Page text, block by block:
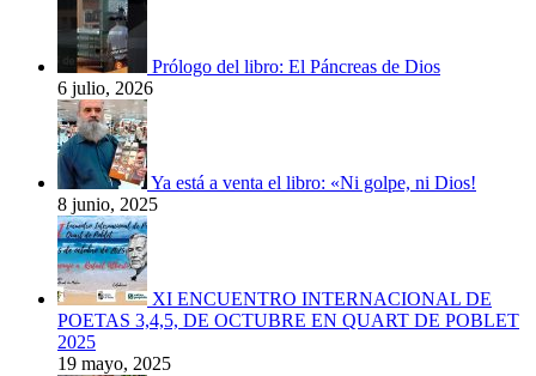
Prólogo del libro: El Páncreas de Dios
6 julio, 2026
Ya está a venta el libro: «Ni golpe, ni Dios!
8 junio, 2025
XI ENCUENTRO INTERNACIONAL DE
POETAS 3,4,5, DE OCTUBRE EN QUART DE POBLET
2025
19 mayo, 2025